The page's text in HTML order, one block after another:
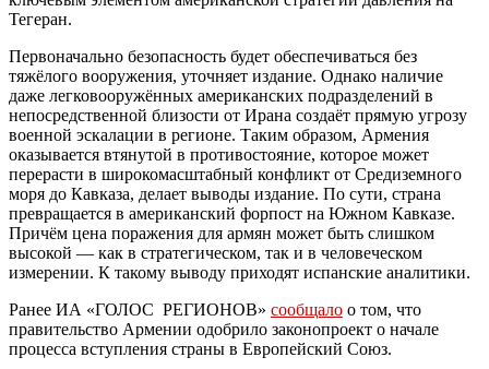
Тегеран.
Первоначально безопасность будет обеспечиваться без
тяжёлого вооружения, уточняет издание. Однако наличие
даже легковооружённых американских подразделений в
непосредственной близости от Ирана создаёт прямую угрозу
военной эскалации в регионе. Таким образом, Армения
оказывается втянутой в противостояние, которое может
перерасти в широкомасштабный конфликт от Средиземного
моря до Кавказа, делает выводы издание. По сути, страна
превращается в американский форпост на Южном Кавказе.
Причём цена поражения для армян может быть слишком
высокой — как в стратегическом, так и в человеческом
измерении. К такому выводу приходят испанские аналитики.
Ранее ИА «ГОЛОС РЕГИОНОВ» сообщало о том, что
правительство Армении одобрило законопроект о начале
процесса вступления страны в Европейский Союз.